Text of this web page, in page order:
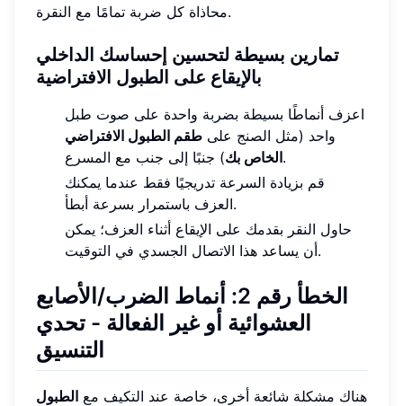
محاذاة كل ضربة تمامًا مع النقرة.
تمارين بسيطة لتحسين إحساسك الداخلي
بالإيقاع على الطبول الافتراضية
اعزف أنماطًا بسيطة بضربة واحدة على صوت طبل
واحد (مثل الصنج على طقم الطبول الافتراضي
الخاص بك) جنبًا إلى جنب مع المسرع.
قم بزيادة السرعة تدريجيًا فقط عندما يمكنك
العزف باستمرار بسرعة أبطأ.
حاول النقر بقدمك على الإيقاع أثناء العزف؛ يمكن
أن يساعد هذا الاتصال الجسدي في التوقيت.
الخطأ رقم 2: أنماط الضرب/الأصابع
العشوائية أو غير الفعالة - تحدي
التنسيق
هناك مشكلة شائعة أخرى، خاصة عند التكيف مع الطبول